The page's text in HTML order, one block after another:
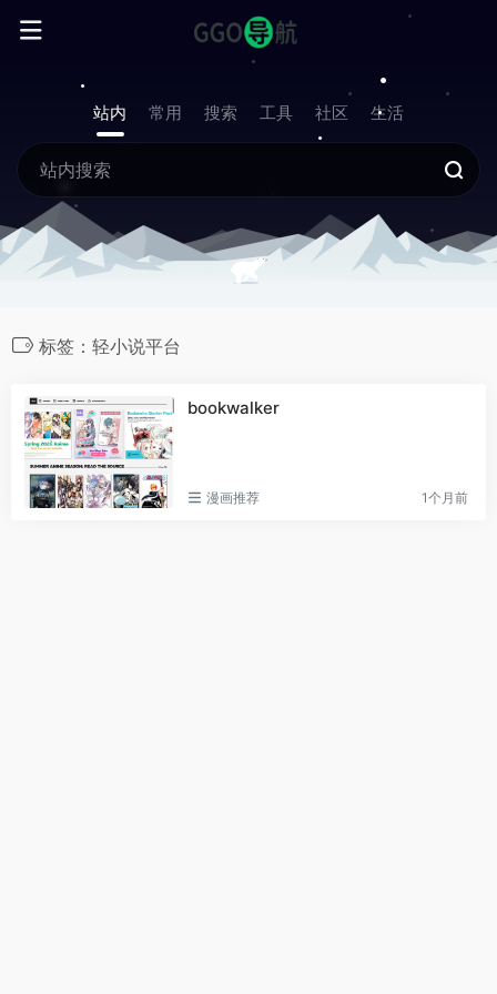
站内 常用 搜索 工具 社区 生活
标签：轻小说平台
bookwalker
漫画推荐 1个月前